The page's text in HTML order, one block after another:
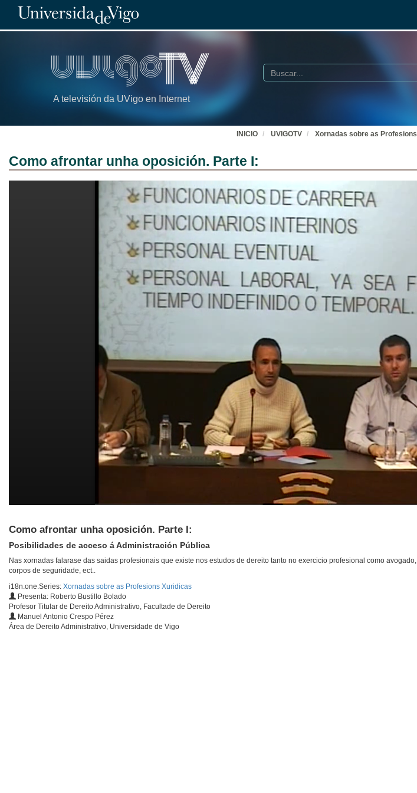
A televisión da UVigo en Internet
Buscar
INICIO UVIGOTV Xornadas sobre as
Como afrontar unha oposición. Parte I:
Como afrontar unha oposición. Parte I:
Posibilidades de acceso á Administración Pública
Nas xornadas falarase das saidas profesionais que existe nos estudos de dereito tanto no exercicio profesional como
corpos de seguridade, ect..
i18n.one.Series: Xornadas sobre as Profesions Xuridicas
Presenta: Roberto Bustillo Bolado
Profesor Titular de Dereito Administrativo, Facultade de Dereito
Manuel Antonio Crespo Pérez
Área de Dereito Administrativo, Universidade de Vigo